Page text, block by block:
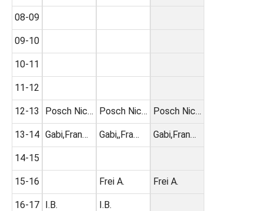
08-09
09-10
10-11
11-12
12-13
13-14
14-15
15-16
16-17
Posch Nic…
Gabi,Fran…
I.B.
Posch Nic…
Gabi,,Fra…
Frei A.
I.B.
Posch Nic…
Gabi,Fran…
Frei A.